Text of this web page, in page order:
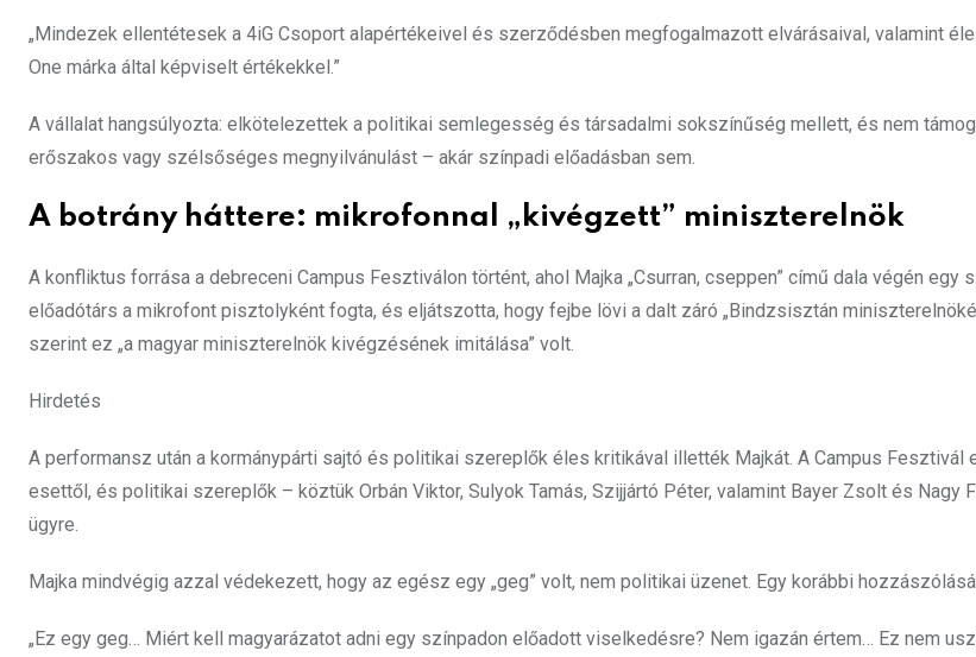
„Mindezek ellentétesek a 4iG Csoport alapértékeivel és szerződésben megfogalmazott elvárásaival, valamint
One márka által képviselt értékekkel.”
A vállalat hangsúlyozta: elkötelezettek a politikai semlegesség és társadalmi sokszínűség mellett, és nem
erőszakos vagy szélsőséges megnyilvánulást – akár színpadi előadásban sem.
A botrány háttere: mikrofonnal „kivégzett” miniszterelnök
A konfliktus forrása a debreceni Campus Fesztiválon történt, ahol Majka „Csurran, cseppen” című dala végén egy
előadótárs a mikrofont pisztolyként fogta, és eljátszotta, hogy fejbe lövi a dalt záró „Bindzsisztán
szerint ez „a magyar miniszterelnök kivégzésének imitálása” volt.
Hirdetés
A performansz után a kormánypárti sajtó és politikai szereplők éles kritikával illették Majkát. A Campus Fesztivál
esettől, és politikai szereplők – köztük Orbán Viktor, Sulyok Tamás, Szijjártó Péter, valamint Bayer Zsolt és Nagy
ügyre.
Majka mindvégig azzal védekezett, hogy az egész egy „geg” volt, nem politikai üzenet. Egy korábbi
„Ez egy geg… Miért kell magyarázatot adni egy színpadon előadott viselkedésre? Nem igazán értem… Ez nem